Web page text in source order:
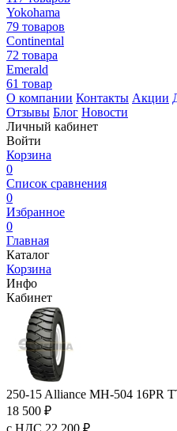
Yokohama
79 товаров
Continental
72 товара
Emerald
61 товар
О компании Контакты Акции
Отзывы Блог Новости
Личный кабинет
Войти
Корзина
0
Список сравнения
0
Избранное
0
Главная
Каталог
Корзина
Инфо
Кабинет
250-15 Alliance MH-504 16PR
18 500 ₽
с НДС 22 200 ₽